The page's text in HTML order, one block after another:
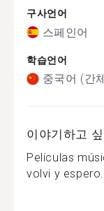
구사언어
스페인어
학습언어
중국어 (간
이야기하고
Películas
volvi y